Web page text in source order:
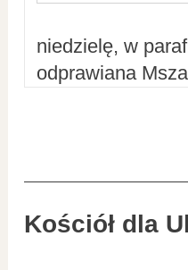
niedzielę, w
odprawiana
Kościół dla